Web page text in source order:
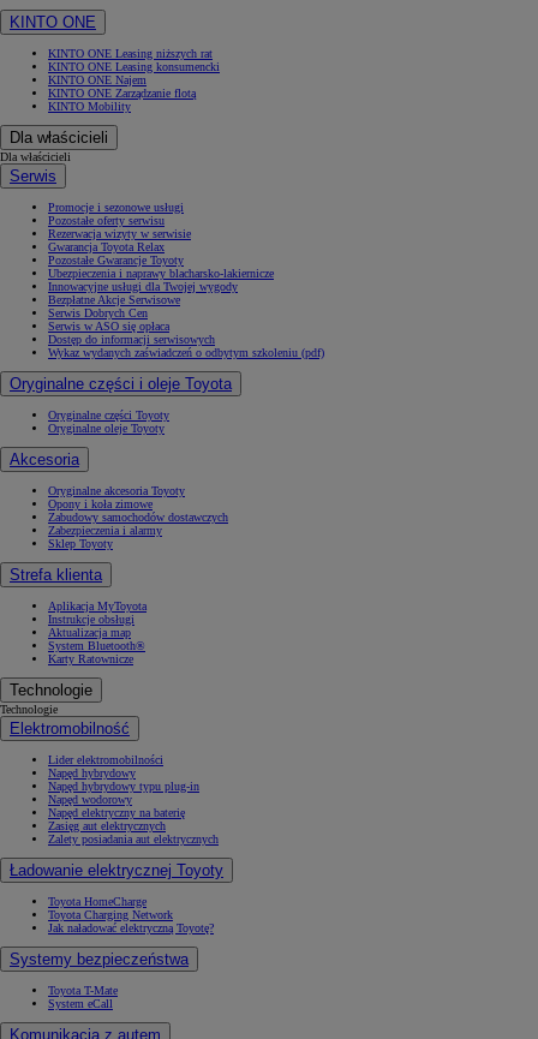
KINTO ONE
KINTO ONE Leasing niższych rat
KINTO ONE Leasing konsumencki
KINTO ONE Najem
KINTO ONE Zarządzanie flotą
KINTO Mobility
Dla właścicieli
Dla właścicieli
Serwis
Promocje i sezonowe usługi
Pozostałe oferty serwisu
Rezerwacja wizyty w serwisie
Gwarancja Toyota Relax
Pozostałe Gwarancje Toyoty
Ubezpieczenia i naprawy blacharsko-lakiernicze
Innowacyjne usługi dla Twojej wygody
Bezpłatne Akcje Serwisowe
Serwis Dobrych Cen
Serwis w ASO się opłaca
Dostęp do informacji serwisowych
Wykaz wydanych zaświadczeń o odbytym szkoleniu (pdf)
Oryginalne części i oleje Toyota
Oryginalne części Toyoty
Oryginalne oleje Toyoty
Akcesoria
Oryginalne akcesoria Toyoty
Opony i koła zimowe
Zabudowy samochodów dostawczych
Zabezpieczenia i alarmy
Sklep Toyoty
Strefa klienta
Aplikacja MyToyota
Instrukcje obsługi
Aktualizacja map
System Bluetooth®
Karty Ratownicze
Technologie
Technologie
Elektromobilność
Lider elektromobilności
Napęd hybrydowy
Napęd hybrydowy typu plug-in
Napęd wodorowy
Napęd elektryczny na baterię
Zasięg aut elektrycznych
Zalety posiadania aut elektrycznych
Ładowanie elektrycznej Toyoty
Toyota HomeCharge
Toyota Charging Network
Jak naładować elektryczną Toyotę?
Systemy bezpieczeństwa
Toyota T-Mate
System eCall
Komunikacja z autem